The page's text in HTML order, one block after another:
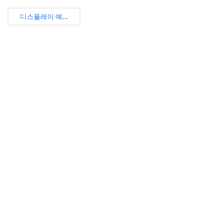
디스플레이 예...